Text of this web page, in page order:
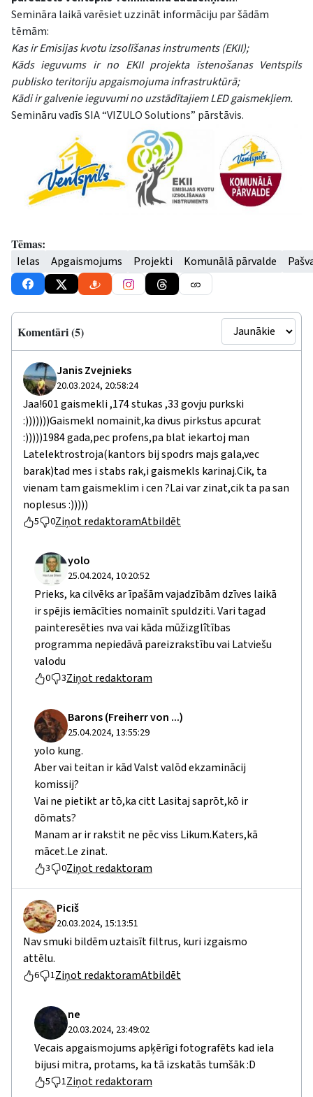
Semināra laikā varēsiet uzzināt informāciju par šādām
tēmām:
Kas ir Emisijas kvotu izsolīšanas instruments (EKII);
Kāds ieguvums ir no EKII projekta īstenošanas Ventspils
publisko teritoriju apgaismojuma infrastruktūrā;
Kādi ir galvenie ieguvumi no uzstādītajiem LED gaismekļiem.
Semināru vadīs SIA “VIZULO Solutions” pārstāvis.
Tēmas:
Ielas Apgaismojums Projekti Komunālā pārvalde
Komentāri (5)
Janis Zvejnieks
20.03.2024, 20:58:24
Jaa!601 gaismekli ,174 stukas ,33 govju purkski
:)))))))Gaismekl nomainit,ka divus pirkstus apcurat
:)))))1984 gada,pec profens,pa blat iekartoj man
Latelektrostroja(kantors bij spodrs majs gala,vec
barak)tad mes i stabs rak,i gaismekls karinaj.Cik, ta
vienam tam gaismeklim i cen ?Lai var zinat,cik ta pa san
noplesus :)))))
5 0Ziņot redaktoramAtbildēt
yolo
25.04.2024, 10:20:52
Prieks, ka cilvēks ar īpašām vajadzībām dzīves laikā
ir spējis iemācīties nomainīt spuldziti. Vari tagad
painteresēties nva vai kāda mūžizglîtības
programma nepiedāvā pareizrakstību vai Latviešu
valodu
0 3Ziņot redaktoram
Barons (Freiherr von ...)
25.04.2024, 13:55:29
yolo kung.
Aber vai teitan ir kād Valst valōd ekzaminācij
komissij?
Vai ne pietikt ar tō,ka citt Lasitaj saprōt,kō ir
dōmats?
Manam ar ir rakstit ne pēc viss Likum.Katers,kā
mācet.Le zinat.
3 0Ziņot redaktoram
Piciš
20.03.2024, 15:13:51
Nav smuki bildēm uztaisīt filtrus, kuri izgaismo
attēlu.
6 1Ziņot redaktoramAtbildēt
ne
20.03.2024, 23:49:02
Vecais apgaismojums apķērīgi fotografēts kad iela
bijusi mitra, protams, ka tā izskatās tumšāk :D
5 1Ziņot redaktoram